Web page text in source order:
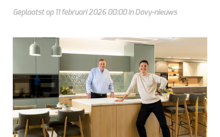
Geplaatst op 11 februari 2026 00:00 in Dovy-nieuws